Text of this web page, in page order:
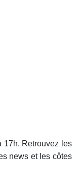
17h. Retrouvez les
news et les côtes